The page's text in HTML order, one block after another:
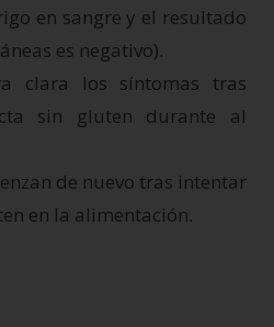
en sangre y el resultado
es negativo).
clara los síntomas tras
sin gluten durante al
de nuevo tras intentar
en la alimentación.